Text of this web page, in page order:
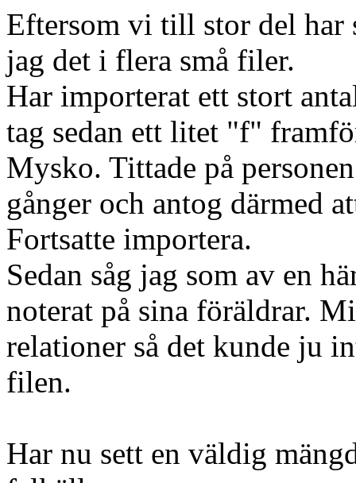
Eftersom vi till stor del har
jag det i flera små filer.
Har importerat ett stort
tag sedan ett litet "f"
Mysko. Tittade på
gånger och antog därmed
Fortsatte importera.
Sedan såg jag som av en
noterat på sina föräldrar.
relationer så det kunde ju
filen.
Har nu sett en väldig